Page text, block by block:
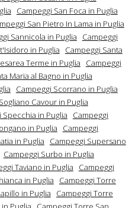
Campeggi San Foca in Puglia
San Pietro In Lama in Puglia
Sannicola in Puglia
Campeggi
in Puglia
Campeggi Santa
Terme in Puglia
Campeggi
Maria al Bagno in Puglia
Campeggi Scorrano in Puglia
Cavour in Puglia
Specchia in Puglia
Campeggi
in Puglia
Campeggi
in Puglia
Campeggi Supersano
Campeggi Surbo in Puglia
Taviano in Puglia
Campeggi
in Puglia
Campeggi Torre
in Puglia
Campeggi Torre